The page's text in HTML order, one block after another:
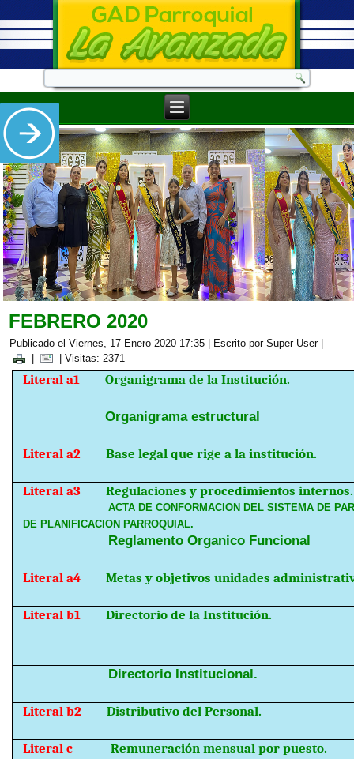
FEBRERO 2020
Publicado el Viernes, 17 Enero 2020 17:35 Escrito por Super User|
| Visitas: 2371
Literal a1 Organigrama de la Institución.
Organigrama estructural
Literal a2 Base legal que rige a la institución.
Literal a3 Regulaciones y procedimientos internos.
ACTA DE CONFORMACION DEL SISTEMA DE
DE PLANIFICACION PARROQUIAL.
Reglamento Organico Funcional
Literal a4 Metas y objetivos unidades
Literal b1 Directorio de la Institución.
Directorio Institucional.
Literal b2 Distributivo del Personal.
Literal c Remuneración mensual por puesto.